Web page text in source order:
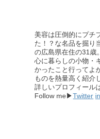
美容は圧倒的にプチ
た！？な名品を掘り
の広島県在住の31歳
心に暮らしの小物・
かったこと行ってよ
ものを熱量高く紹介
詳しいプロフィール
Follow me▶Twitter